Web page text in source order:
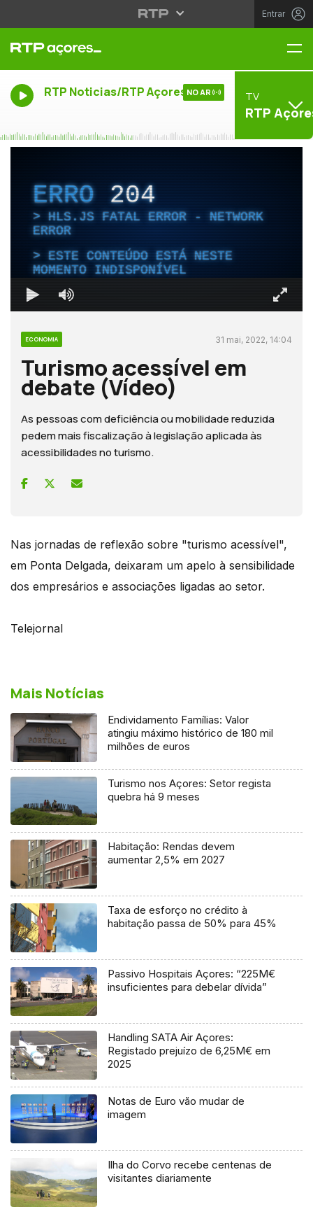
Entrar
RTP Noticias/RTP Açores NO AR TV
RTP
ERRO204
HLS.JS FATAL ERROR - NETWORK
ERROR
ESTE CONTEÚDO ESTÁ NESTE
MOMENTO INDISPONÍVEL
ECONOMIA 31 mai, 2022, 14:04
Turismo acessível em
debate (Vídeo)
As pessoas com deficiência ou mobilidade reduzida
pedem mais fiscalização à legislação aplicada às
acessibilidades no turismo.
Nas jornadas de reflexão sobre "turismo acessível",
em Ponta Delgada, deixaram um apelo à sensibilidade
dos empresários e associações ligadas ao setor.
Telejornal
Mais Notícias
Endividamento Famílias: Valor
atingiu máximo histórico de 180 mil
milhões de euros
Turismo nos Açores: Setor regista
quebra há 9 meses
Habitação: Rendas devem
aumentar 2,5% em 2027
Taxa de esforço no crédito à
habitação passa de 50% para 45%
Passivo Hospitais Açores: “225M€
insuficientes para debelar dívida”
Handling SATA Air Açores:
Registado prejuízo de 6,25M€ em
2025
Notas de Euro vão mudar de
imagem
Ilha do Corvo recebe centenas de
visitantes diariamente